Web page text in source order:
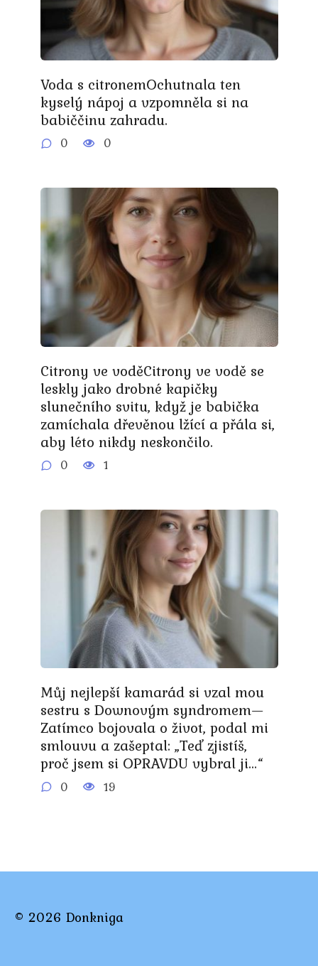
Voda s citronemOchutnala ten
kyselý nápoj a vzpomněla si na
babiččinu zahradu.
0 0
Citrony ve voděCitrony ve vodě se
leskly jako drobné kapičky
slunečního svitu, když je babička
zamíchala dřevěnou lžící a přála si,
aby léto nikdy neskončilo.
0 1
Můj nejlepší kamarád si vzal mou
sestru s Downovým syndromem—
Zatímco bojovala o život, podal mi
smlouvu a zašeptal: „Teď zjistíš,
proč jsem si OPRAVDU vybral ji…“
0 19
© 2026 Donkniga